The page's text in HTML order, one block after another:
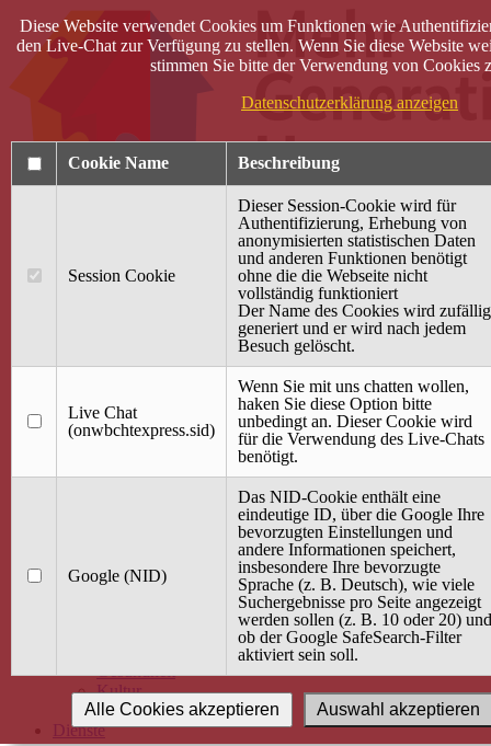
40 Jahre Mütterzentrum
Terminkalender
Gemeinsam aktiv
Gemeinsam unterwegs
wirFAIRändern
Angebot / Kurs suchen
Babybauch & Elternschaft
Gesundheit
Kultur
Alle Kurse
Dienste
Diese Website verwendet Cookies um Funktionen wie
den Live-Chat zur Verfügung zu stellen. Wenn Sie diese Website
stimmen Sie bitte der Verwendung von Cookies
Datenschutzerklärung anzeigen
Cookie Name Beschreibung
Session Cookie
Dieser Session-Cookie wird für
Authentifizierung, Erhebung von
anonymisierten statistischen Daten
und anderen Funktionen benötigt
ohne die die Webseite nicht
vollständig funktioniert
Der Name des Cookies wird zufällig
generiert und er wird nach jedem
Besuch gelöscht.
Live Chat
(onwbchtexpress.sid)
Wenn Sie mit uns chatten wollen,
haken Sie diese Option bitte
unbedingt an. Dieser Cookie wird
für die Verwendung des Live-Chats
benötigt.
Google (NID)
Das NID-Cookie enthält eine
eindeutige ID, über die Google Ihre
bevorzugten Einstellungen und
andere Informationen speichert,
insbesondere Ihre bevorzugte
Sprache (z. B. Deutsch), wie viele
Suchergebnisse pro Seite angezeigt
werden sollen (z. B. 10 oder 20) und
ob der Google SafeSearch-Filter
aktiviert sein soll.
Auswahl akzeptieren
Alle Cookies akzeptieren